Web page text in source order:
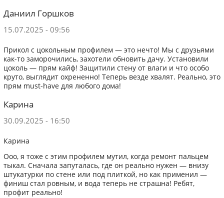
Даниил Горшков
15.07.2025 - 09:56
Прикол с цокольным профилем — это нечто! Мы с друзьями
как-то заморочились, захотели обновить дачу. Установили
цоколь — прям кайф! Защитили стену от влаги и что особо
круто, выглядит охрененно! Теперь везде хвалят. Реально, это
прям must-have для любого дома!
Карина
30.09.2025 - 16:50
Карина
Ооо, я тоже с этим профилем мутил, когда ремонт пальцем
тыкал. Сначала запуталась, где он реально нужен — внизу
штукатурки по стене или под плиткой, но как применил —
финиш стал ровным, и вода теперь не страшна! Ребят,
профит реально!